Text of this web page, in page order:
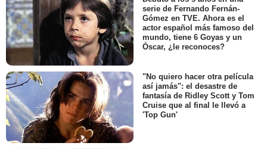
serie de Fernando Fernán-
Gómez en TVE. Ahora es el
actor español más famoso del
mundo, tiene 6 Goyas y un
Óscar, ¿le reconoces?
"No quiero hacer otra película
así jamás": el desastre de
fantasía de Ridley Scott y Tom
Cruise que al final le llevó a
'Top Gun'